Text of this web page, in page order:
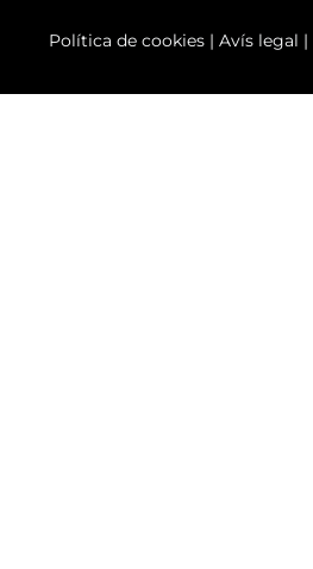
Política de cookies| Avís legal |